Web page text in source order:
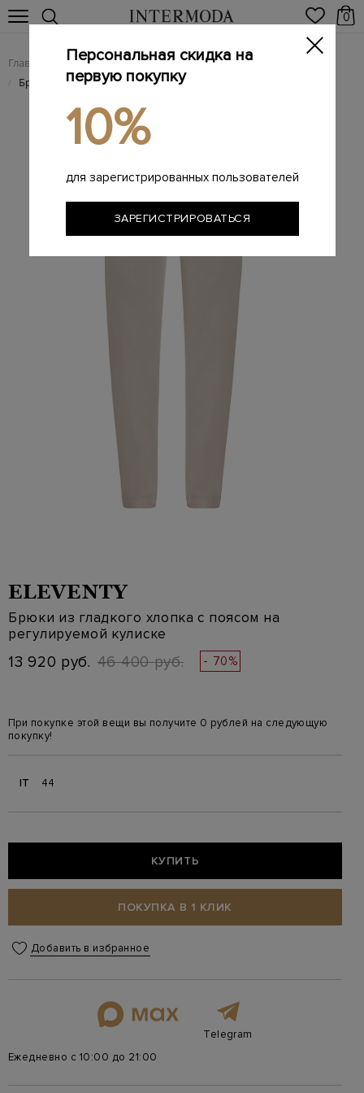
0
Главная Женщинам / Женская одежда / Женские брюки
/ Брюки из гладкого хлопка с поясом на регулируемой кулиске
ELEVENTY
Брюки из гладкого хлопка с поясом на
регулируемой кулиске
13 920 руб. 46 400 руб. - 70%
При покупке этой вещи вы получите 0 рублей на следующую
покупку!
IT 44
КУПИТЬ
ПОКУПКА В 1 КЛИК
Добавить в избранное
Telegram
Ежедневно с 10:00 до 21:00
Персональная скидка на
первую покупку
10%
для зарегистрированных пользователей
ЗАРЕГИСТРИРОВАТЬСЯ